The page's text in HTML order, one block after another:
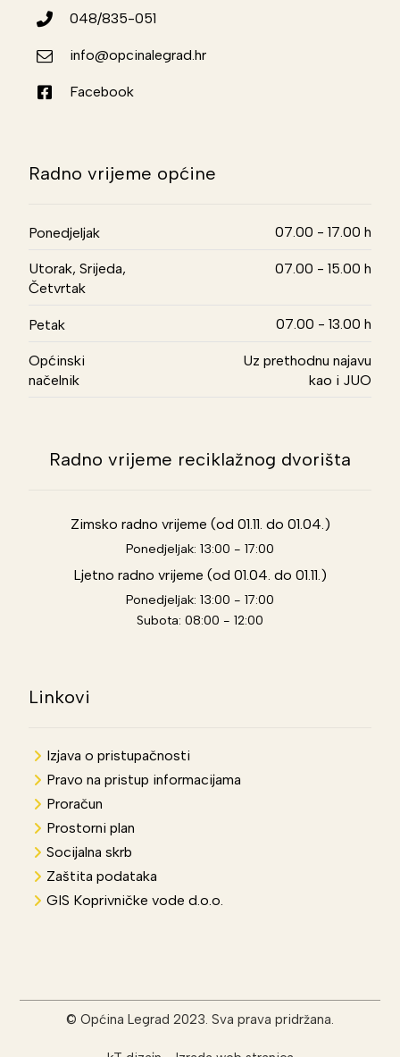
048/835-051
info@opcinalegrad.hr
Facebook
Radno vrijeme općine
Ponedjeljak 07.00 - 17.00 h
Utorak, Srijeda,
Četvrtak
07.00 - 15.00 h
Petak 07.00 - 13.00 h
Općinski
načelnik
Uz prethodnu najavu
kao i JUO
Radno vrijeme reciklažnog dvorišta
Zimsko radno vrijeme (od 01.11. do 01.04.)
Ponedjeljak: 13:00 - 17:00
Ljetno radno vrijeme (od 01.04. do 01.11.)
Ponedjeljak: 13:00 - 17:00
Subota: 08:00 - 12:00
Linkovi
Izjava o pristupačnosti
Pravo na pristup informacijama
Proračun
Prostorni plan
Socijalna skrb
Zaštita podataka
GIS Koprivničke vode d.o.o.
© Općina Legrad 2023. Sva prava pridržana.